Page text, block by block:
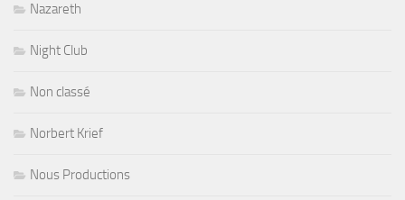
Nazareth
Night Club
Non classé
Norbert Krief
Nous Productions